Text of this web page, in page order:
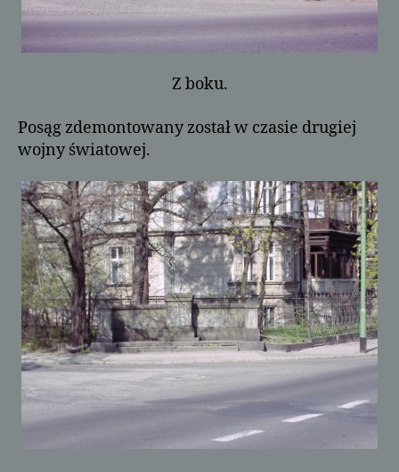
Z boku.
Posąg zdemontowany został w czasie drugiej
wojny światowej.